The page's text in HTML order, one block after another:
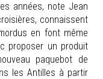
années, note Jean
connaissent
en font même
proposer un produit
paquebot de
les Antilles à partir